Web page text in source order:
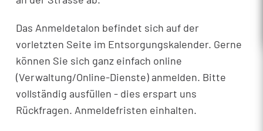
Das Anmeldetalon befindet sich auf der
vorletzten Seite im Entsorgungskalender. Gerne
können Sie sich ganz einfach online
(Verwaltung/Online-Dienste) anmelden. Bitte
vollständig ausfüllen - dies erspart uns
Rückfragen. Anmeldefristen einhalten.